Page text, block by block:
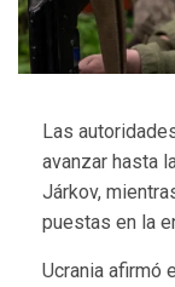
Las
avanzar hasta
Járkov,
puestas en la
Ucrania afirmó